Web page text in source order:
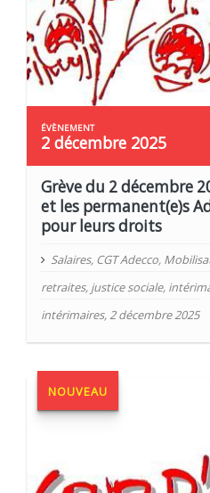
2 décembre 2025
Grève du 2 décembre
et les permanent(e)s
pour leurs droits
Salaires, CGT Adecco,
retraites, justice sociale,
intérimaires,2 décembre 2025
NOUVEAU